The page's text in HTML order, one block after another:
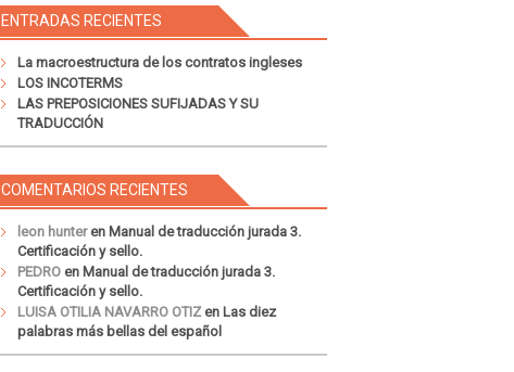
ENTRADAS RECIENTES
La macroestructura de los contratos ingleses
LOS INCOTERMS
LAS PREPOSICIONES SUFIJADAS Y SU
TRADUCCIÓN
COMENTARIOS RECIENTES
leon hunteren Manual de traducción jurada 3.
Certificación y sello.
PEDRO en Manual de traducción jurada 3.
Certificación y sello.
LUISA OTILIA NAVARRO OTIZen Las diez
palabras más bellas del español